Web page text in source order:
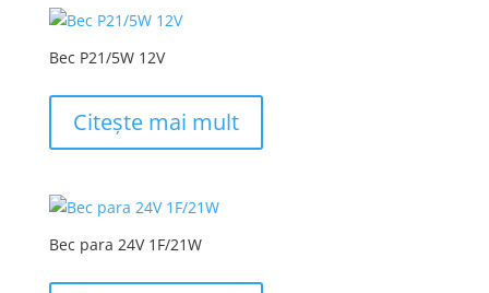
Bec P21/5W 12V
Citește mai mult
Bec para 24V 1F/21W